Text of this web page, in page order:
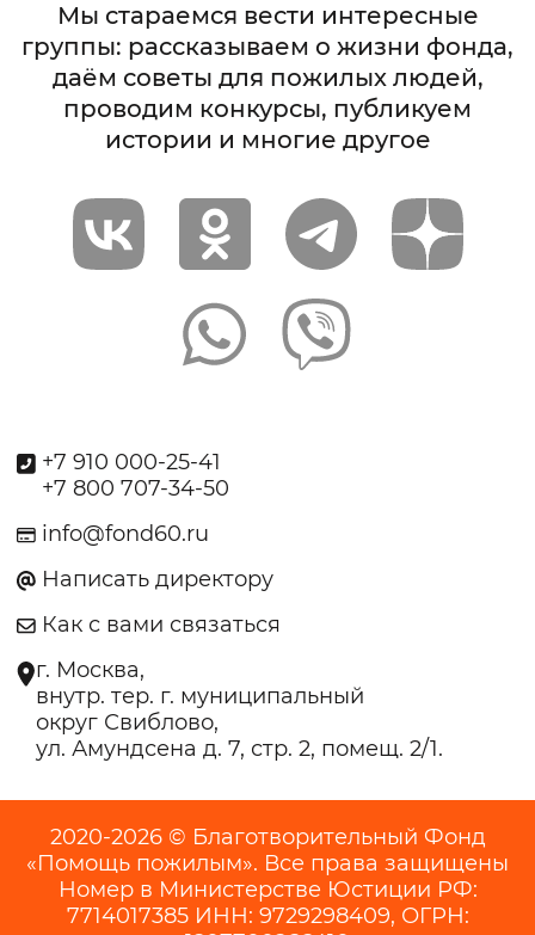
Мы стараемся вести интересные
группы: рассказываем о жизни фонда,
даём советы для пожилых людей,
проводим конкурсы, публикуем
истории и многие другое
+7 910 000-25-41
+7 800 707-34-50
info@fond60.ru
Написать директору
Как с вами связаться
г. Москва,
внутр. тер. г. муниципальный
округ Свиблово,
ул. Амундсена д. 7, стр. 2, помещ. 2/1.
2020-2026 © Благотворительный Фонд
«Помощь пожилым». Все права защищены
Номер в Министерстве Юстиции РФ:
7714017385 ИНН: 9729298409, ОГРН: